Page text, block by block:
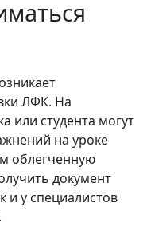
ЛФК. На
или студента могут
на уроке
облегченную
документ
и у специалистов